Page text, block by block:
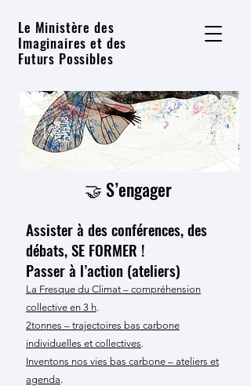
Le Ministère des
Imaginaires et des
Futurs Possibles
🤝 S’engager
Assister à des conférences, des
débats, SE FORMER !
Passer à l’action (ateliers)
La Fresque du Climat – compréhension
collective en 3 h.
2tonnes – trajectoires bas carbone
individuelles et collectives.
Inventons nos vies bas carbone – ateliers et
agenda.